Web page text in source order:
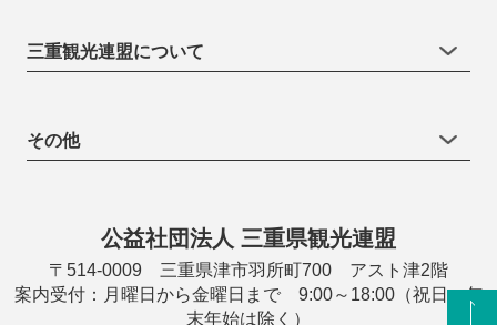
三重観光連盟について
その他
公益社団法人 三重県観光連盟
〒514-0009 三重県津市羽所町700 アスト津2階
案内受付：月曜日から金曜日まで 9:00～18:00（祝日・年
末年始は除く）